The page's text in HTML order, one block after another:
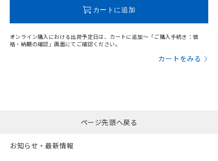
カートに追加
オンライン購入における出荷予定日は、カートに追加～「ご購入手続き：価
格・納期の確認」画面にてご確認ください。
カートをみる
ページ先頭へ戻る
お知らせ・最新情報